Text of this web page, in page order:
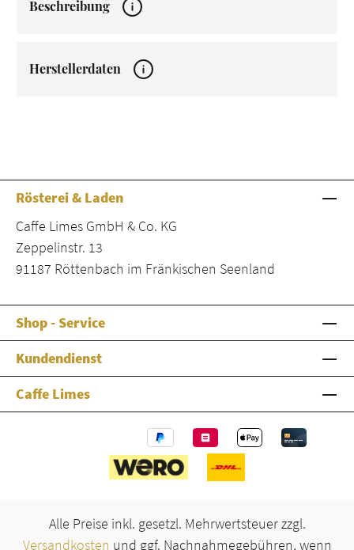
Beschreibung
Herstellerdaten
Rösterei & Laden
Caffe Limes GmbH & Co. KG
Zeppelinstr. 13
91187 Röttenbach im Fränkischen Seenland
Shop - Service
Kundendienst
Caffe Limes
Alle Preise inkl. gesetzl. Mehrwertsteuer zzgl.
Versandkosten und ggf. Nachnahmegebühren, wenn